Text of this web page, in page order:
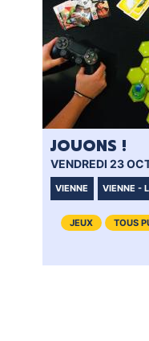
JOUONS !
VENDREDI 23
VIENNE VIENNE -
JEUX TOUS